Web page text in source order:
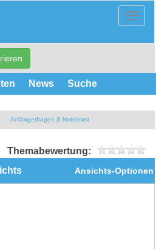
News Suche
Anfängerfragen & Notdienst
Themabewertung:
Ansichts-Optionen